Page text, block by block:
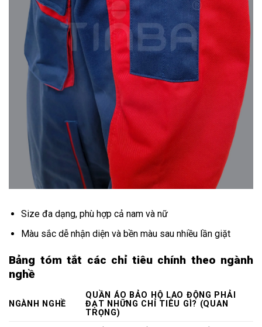
Size đa dạng, phù hợp cả nam và nữ
Màu sắc dễ nhận diện và bền màu sau nhiều lần giặt
Bảng tóm tắt các chỉ tiêu chính theo ngành
nghề
NGÀNH NGHỀ
QUẦN ÁO BẢO HỘ LAO ĐỘNG PHẢI
ĐẠT NHỮNG CHỈ TIÊU GÌ? (QUAN
TRỌNG)